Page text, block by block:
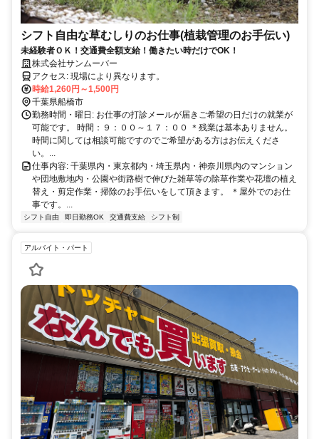
シフト自由な草むしりのお仕事(植栽管理のお手伝い)
未経験者ＯＫ！交通費全額支給！働きたい時だけでOK！
株式会社サンムーバー
アクセス: 現場により異なります。
時給1,260円～1,500円
千葉県船橋市
勤務時間・曜日: お仕事の打診メールが届きご希望の日だけの就業が
可能です。 時間：９：００～１７：００ ＊残業は基本ありません。
時間に関しては相談可能ですのでご希望がある方はお伝えくださ
い。...
仕事内容: 千葉県内・東京都内・埼玉県内・神奈川県内のマンション
や団地敷地内・公園や街路樹で伸びた雑草等の除草作業や花壇の植え
替え・剪定作業・掃除のお手伝いをして頂きます。 ＊屋外でのお仕
事です。...
シフト自由 即日勤務OK 交通費支給 シフト制
アルバイト・パート